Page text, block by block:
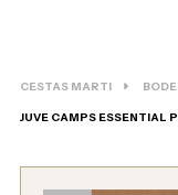
CESTAS MARTI
JUVE CAMPS ESSENTIAL